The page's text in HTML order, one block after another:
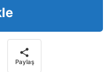
Paylaş